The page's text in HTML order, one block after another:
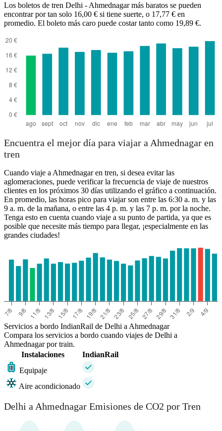
Los boletos de tren Delhi - Ahmednagar más baratos se pueden
encontrar por tan solo 16,00 € si tiene suerte, o 17,77 € en
promedio. El boleto más caro puede costar tanto como 19,89 €.
Encuentra el mejor día para viajar a Ahmednagar en
tren
Cuando viaje a Ahmednagar en tren, si desea evitar las
aglomeraciones, puede verificar la frecuencia de viaje de nuestros
clientes en los próximos 30 días utilizando el gráfico a continuación.
En promedio, las horas pico para viajar son entre las 6:30 a. m. y las
9 a. m. de la mañana, o entre las 4 p. m. y las 7 p. m. por la noche.
Tenga esto en cuenta cuando viaje a su punto de partida, ya que es
posible que necesite más tiempo para llegar, ¡especialmente en las
grandes ciudades!
Servicios a bordo IndianRail de Delhi a Ahmednagar
Compara los servicios a bordo cuando viajes de Delhi a
Ahmednagar por train.
Instalaciones
IndianRail
Equipaje
Aire acondicionado
Delhi a Ahmednagar Emisiones de CO2 por Tren